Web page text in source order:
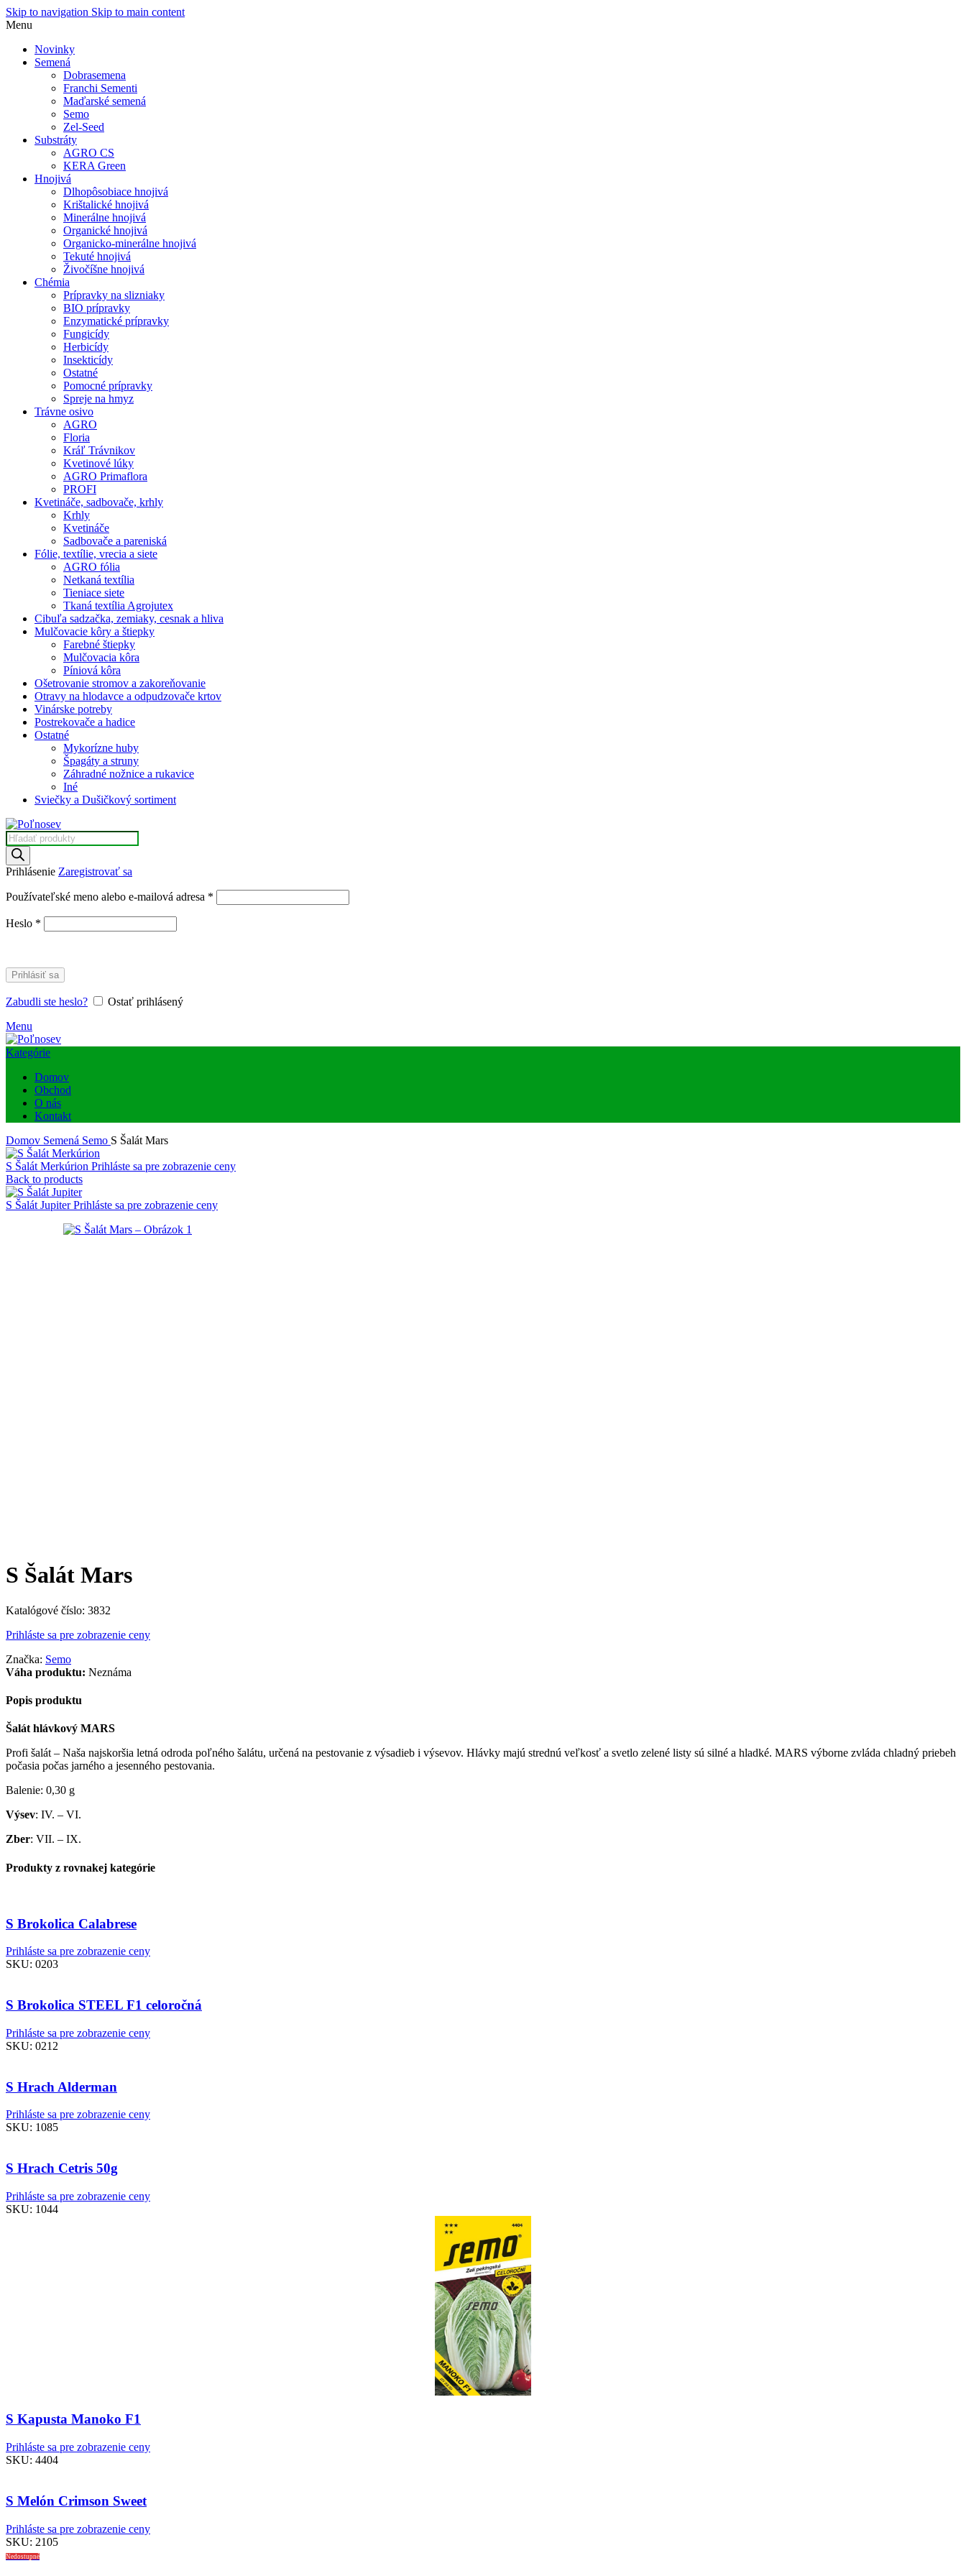
Skip to navigation Skip to main content
Menu
Novinky
Semená
Dobrasemena
Franchi Sementi
Maďarské semená
Semo
Zel-Seed
Substráty
AGRO CS
KERA Green
Hnojivá
Dlhopôsobiace hnojivá
Krištalické hnojivá
Minerálne hnojivá
Organické hnojivá
Organicko-minerálne hnojivá
Tekuté hnojivá
Živočíšne hnojivá
Chémia
Prípravky na slizniaky
BIO prípravky
Enzymatické prípravky
Fungicídy
Herbicídy
Insekticídy
Ostatné
Pomocné prípravky
Spreje na hmyz
Trávne osivo
AGRO
Floria
Kráľ Trávnikov
Kvetinové lúky
AGRO Primaflora
PROFI
Kvetináče, sadbovače, krhly
Krhly
Kvetináče
Sadbovače a pareniská
Fólie, textílie, vrecia a siete
AGRO fólia
Netkaná textília
Tieniace siete
Tkaná textília Agrojutex
Cibuľa sadzačka, zemiaky, cesnak a hliva
Mulčovacie kôry a štiepky
Farebné štiepky
Mulčovacia kôra
Píniová kôra
Ošetrovanie stromov a zakoreňovanie
Otravy na hlodavce a odpudzovače krtov
Vinárske potreby
Postrekovače a hadice
Ostatné
Mykorízne huby
Špagáty a struny
Záhradné nožnice a rukavice
Iné
Sviečky a Dušičkový sortiment
Products
search
Prihlásenie Zaregistrovať sa
Používateľské meno alebo e-mailová adresa *
Heslo *
Prihlásiť sa
Zabudli ste heslo?
Ostať prihlásený
Menu
Kategórie
Domov
Obchod
O nás
Kontakt
Domov Semená Semo S Šalát Mars
S Šalát Merkúrion Prihláste sa pre zobrazenie ceny
Back to products
S Šalát JupiterPrihláste sa pre zobrazenie ceny
S Šalát Mars
Katalógové číslo: 3832
Prihláste sa pre zobrazenie ceny
Značka: Semo
Váha produktu: Neznáma
Popis produktu
Šalát hlávkový MARS
Profi šalát – Naša najskoršia letná odroda poľného šalátu, určená na pestovanie z výsadieb i výsevov. Hlávky majú strednú veľkosť a svetlo zelené listy sú silné a hladké. MARS výborne zvláda chladný priebeh
počasia počas jarného a jesenného pestovania.
Balenie: 0,30 g
Výsev: IV. – VI.
Zber: VII. – IX.
Produkty z rovnakej kategórie
S Brokolica Calabrese
Prihláste sa pre zobrazenie ceny
SKU: 0203
S Brokolica STEEL F1 celoročná
Prihláste sa pre zobrazenie ceny
SKU: 0212
S Hrach Alderman
Prihláste sa pre zobrazenie ceny
SKU: 1085
S Hrach Cetris 50g
Prihláste sa pre zobrazenie ceny
SKU: 1044
S Kapusta Manoko F1
Prihláste sa pre zobrazenie ceny
SKU: 4404
S Melón Crimson Sweet
Prihláste sa pre zobrazenie ceny
SKU: 2105
Nedostupné